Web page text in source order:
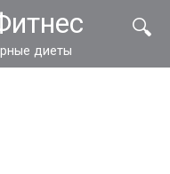
диеты